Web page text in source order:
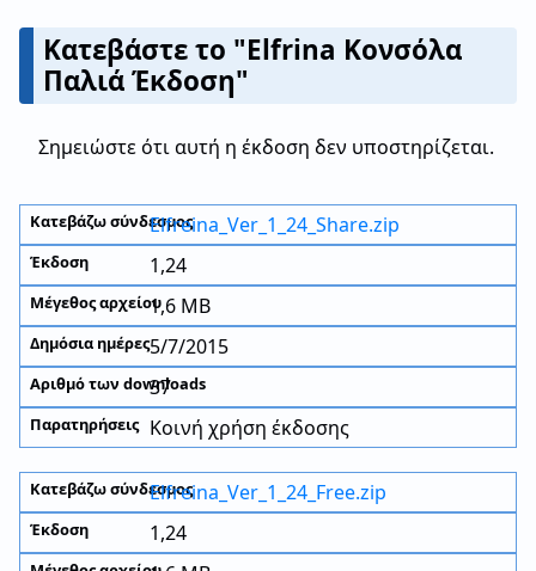
Κατεβάστε το "Elfrina Κονσόλα
Παλιά Έκδοση"
Σημειώστε ότι αυτή η έκδοση δεν υποστηρίζεται.
Elfreina_Ver_1_24_Share.zip
1,24
1,6 MB
5/7/2015
37
Κοινή χρήση έκδοσης
Elfreina_Ver_1_24_Free.zip
1,24